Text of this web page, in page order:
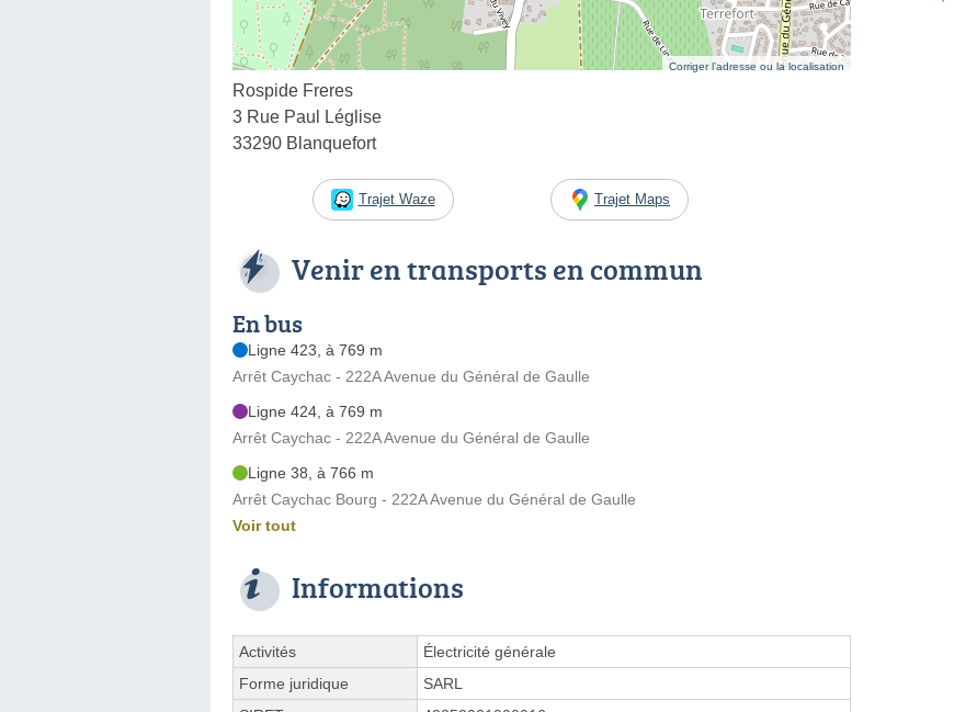
Corriger l’adresse ou la localisation
Rospide Freres
3 Rue Paul Léglise
33290 Blanquefort
Trajet Waze Trajet Maps
Venir en transports en commun
En bus
Ligne 423, à 769 m
Arrêt Caychac - 222A Avenue du Général de Gaulle
Ligne 424, à 769 m
Arrêt Caychac - 222A Avenue du Général de Gaulle
Ligne 38, à 766 m
Arrêt Caychac Bourg - 222A Avenue du Général de Gaulle
Voir tout
Informations
Activités
Électricité générale
Forme juridique
SARL